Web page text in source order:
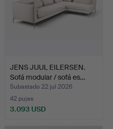
JENS JUUL EILERSEN.
Sofá modular / sofá es…
Subastado 22 jul 2026
42 pujas
3.093 USD